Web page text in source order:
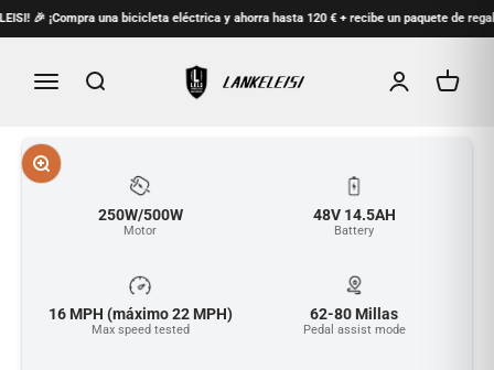
Ir al contenidouna bicicleta eléctrica y ahorra hasta 120 € + recibe un paquete de regalos de
Menú Buscar
lankeleisi.eu
Iniciar sesión
Carrito
Zoom
Motor
250W/500W
Battery
48V 14.5AH
Max speed tested
16 MPH (máximo 22 MPH)
Pedal assist mode
62-80 Millas